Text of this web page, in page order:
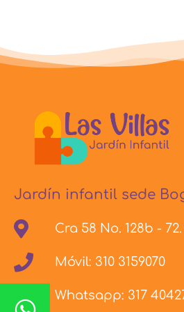
Jardín infantil sede
Cra 58 No. 128b -
Móvil: 310 3159070
Whatsapp: 317